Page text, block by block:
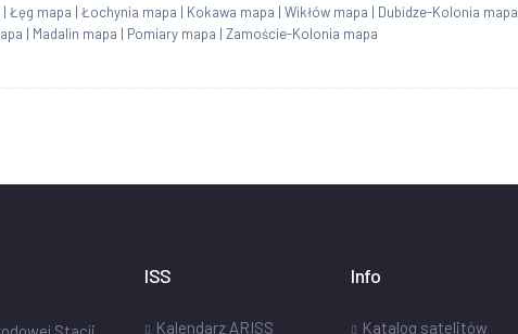
| Łęg mapa | Łochynia mapa | Kokawa mapa | Wikłów mapa | Dubidze-Kolonia mapa
| Madalin mapa | Pomiary mapa | Zamoście-Kolonia mapa
ISS
Kalendarz ARISS
Info
Katalog satelitów